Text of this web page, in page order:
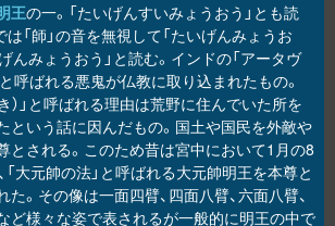
王の一。「たいげんすいみょうおう」とも読
「師」の音を無視して「たいげんみょうお
んみょうおう」と読む。インドの「アータヴ
と呼ばれる悪鬼が仏教に取り込まれたもの。
）」と呼ばれる理由は荒野に住んでいた所を
という話に因んだもの。国土や国民を外敵や
とされる。このため昔は宮中において1月の8
「大元帥の法」と呼ばれる大元帥明王を本尊と
。その像は一面四臂、四面八臂、六面八臂、
ど様々な姿で表されるが一般的に明王の中で